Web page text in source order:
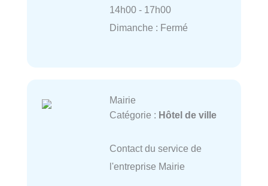
14h00 - 17h00
Dimanche : Fermé
Mairie
Catégorie : Hôtel de ville
Contact du service de
l'entreprise Mairie